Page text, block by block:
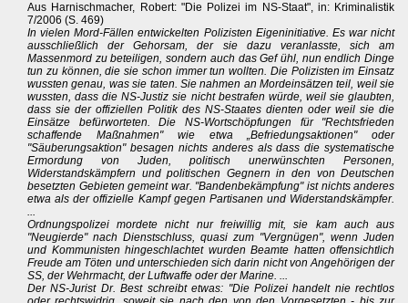
Aus Harnischmacher, Robert: "Die Polizei im NS-Staat", in: Kriminalistik
7/2006 (S. 469)
In vielen Mord-Fällen entwickelten Polizisten Eigeninitiative. Es war nicht
ausschließlich der Gehorsam, der sie dazu veranlasste, sich am
Massenmord zu beteiligen, sondern auch das Gef ühl, nun endlich Dinge
tun zu können, die sie schon immer tun wollten. Die Polizisten im Einsatz
wussten genau, was sie taten. Sie nahmen an Mordeinsätzen teil, weil sie
wussten, dass die NS-Justiz sie nicht bestrafen würde, weil sie glaubten,
dass sie der offiziellen Politik des NS-Staates dienten oder weil sie die
Einsätze befürworteten. Die NS-Wortschöpfungen für "Rechtsfrieden
schaffende Maßnahmen" wie etwa „Befriedungsaktionen" oder
"Säuberungsaktion" besagen nichts anderes als dass die systematische
Ermordung von Juden, politisch unerwünschten Personen,
Widerstandskämpfern und politischen Gegnern in den von Deutschen
besetzten Gebieten gemeint war. "Bandenbekämpfung" ist nichts anderes
etwa als der offizielle Kampf gegen Partisanen und Widerstandskämpfer.
...
Ordnungspolizei mordete nicht nur freiwillig mit, sie kam auch aus
"Neugierde" nach Dienstschluss, quasi zum "Vergnügen", wenn Juden
und Kommunisten hingeschlachtet wurden Beamte hatten offensichtlich
Freude am Töten und unterschieden sich darin nicht von Angehörigen der
SS, der Wehrmacht, der Luftwaffe oder der Marine. ...
Der NS-Jurist Dr. Best schreibt etwas: "Die Polizei handelt nie rechtlos